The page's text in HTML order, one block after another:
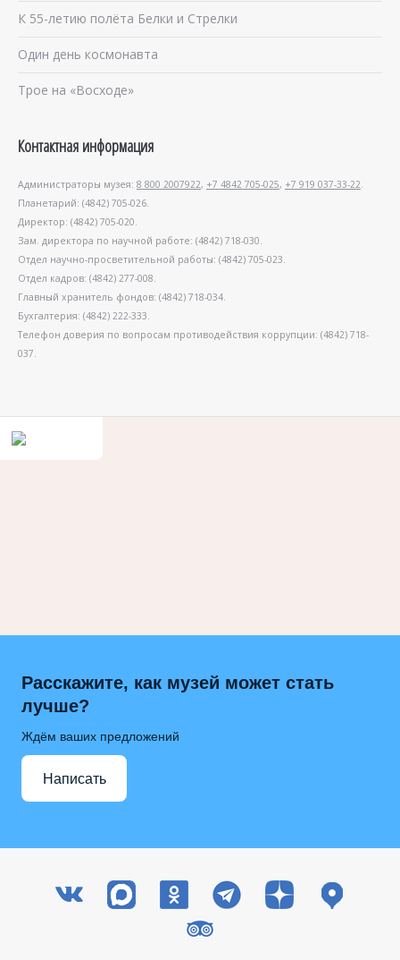
К 55-летию полёта Белки и Стрелки
Один день космонавта
Трое на «Восходе»
Контактная информация
Администраторы музея: 8 800 2007922, +7 4842 705-025, +7 919 037-33-22.
Планетарий: (4842) 705-026.
Директор: (4842) 705-020.
Зам. директора по научной работе: (4842) 718-030.
Отдел научно-просветительной работы: (4842) 705-023.
Отдел кадров: (4842) 277-008.
Главный хранитель фондов: (4842) 718-034.
Бухгалтерия: (4842) 222-333.
Телефон доверия по вопросам противодействия коррупции: (4842) 718-
037.
Расскажите, как музей может стать
лучше?
Ждём ваших предложений
Написать